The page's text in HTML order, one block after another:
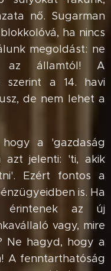
nő. Sugarman
ha nincs
megoldást: ne
az államtól! A
szerint a 14. havi
de nem lehet a
a 'gazdaság
azt jelenti: 'ti, akik
Ezért fontos a
is. Ha
érintenek az új
vagy, mire
Ne hagyd, hogy a
A fenntarthatóság